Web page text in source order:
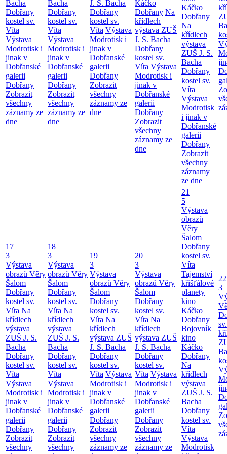
Bacha
Dobřany
kostel sv.
Víta
Výstava
Modrotisk i
jinak v
Dobřanské
galerii
Dobřany
Zobrazit
všechny
záznamy ze
dne
Bacha
Dobřany
kostel sv.
Víta
Výstava
Modrotisk i
jinak v
Dobřanské
galerii
Dobřany
Zobrazit
všechny
záznamy ze
dne
J. S. Bacha
Dobřany
kostel sv.
Víta Výstava
Modrotisk i
jinak v
Dobřanské
galerii
Dobřany
Zobrazit
všechny
záznamy ze
dne
Káčko
Dobřany Na
křídlech
výstava ZUŠ
J. S. Bacha
Dobřany
kostel sv.
Víta Výstava
Modrotisk i
jinak v
Dobřanské
galerii
Dobřany
Zobrazit
všechny
záznamy ze
dne
Káčko
Dobřany
Na
křídlech
výstava
ZUŠ J. S.
Bacha
Dobřany
kostel sv.
Víta
Výstava
Modrotisk
i jinak v
Dobřanské
galerii
Dobřany
Zobrazit
všechny
záznamy
ze dne
17
3
Výstava
obrazů Věry
Šalom
Dobřany
kostel sv.
Víta Na
křídlech
výstava
ZUŠ J. S.
Bacha
Dobřany
kostel sv.
Víta
Výstava
Modrotisk i
jinak v
Dobřanské
galerii
Dobřany
Zobrazit
všechny
18
3
Výstava
obrazů Věry
Šalom
Dobřany
kostel sv.
Víta Na
křídlech
výstava
ZUŠ J. S.
Bacha
Dobřany
kostel sv.
Víta
Výstava
Modrotisk i
jinak v
Dobřanské
galerii
Dobřany
Zobrazit
všechny
19
3
Výstava
obrazů Věry
Šalom
Dobřany
kostel sv.
Víta Na
křídlech
výstava ZUŠ
J. S. Bacha
Dobřany
kostel sv.
Víta Výstava
Modrotisk i
jinak v
Dobřanské
galerii
Dobřany
Zobrazit
všechny
záznamy ze
20
3
Výstava
obrazů Věry
Šalom
Dobřany
kostel sv.
Víta Na
křídlech
výstava ZUŠ
J. S. Bacha
Dobřany
kostel sv.
Víta Výstava
Modrotisk i
jinak v
Dobřanské
galerii
Dobřany
Zobrazit
všechny
záznamy ze
21
5
Výstava
obrazů
Věry
Šalom
Dobřany
kostel sv.
Víta
Tajemství
křišťálové
planety
kino
Káčko
Dobřany
Bojovník
kino
Káčko
Dobřany
Na
křídlech
výstava
ZUŠ J. S.
Bacha
Dobřany
kostel sv.
Víta
Výstava
Modrotisk
22
3